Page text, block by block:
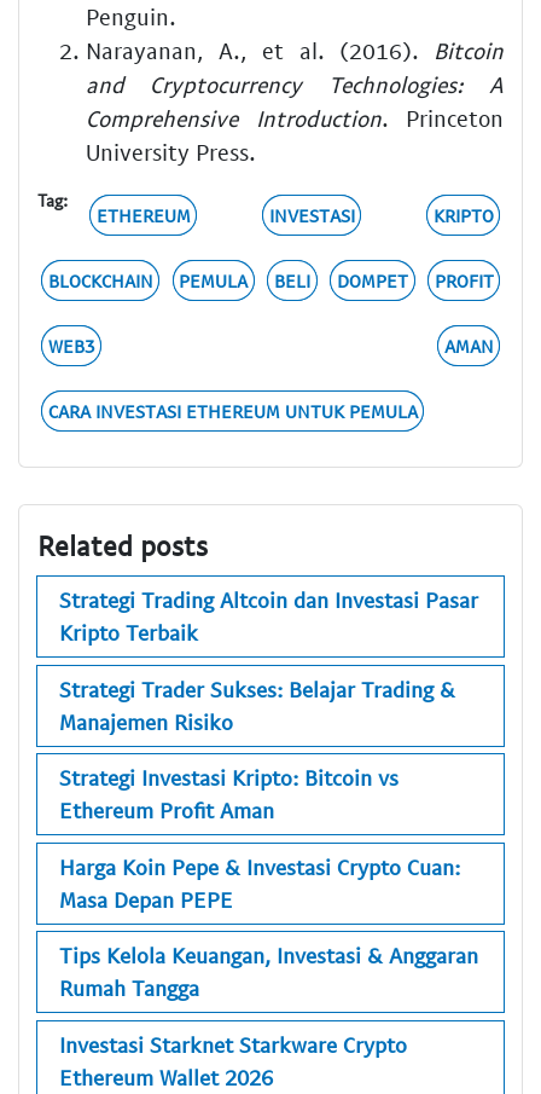
Penguin.
Narayanan, A., et al. (2016). Bitcoin
and Cryptocurrency Technologies: A
Comprehensive Introduction. Princeton
University Press.
Tag:
ETHEREUM INVESTASI KRIPTO
BLOCKCHAIN PEMULA BELI DOMPET PROFIT
WEB3 AMAN
CARA INVESTASI ETHEREUM UNTUK PEMULA
Related posts
Strategi Trading Altcoin dan Investasi Pasar
Kripto Terbaik
Strategi Trader Sukses: Belajar Trading &
Manajemen Risiko
Strategi Investasi Kripto: Bitcoin vs
Ethereum Profit Aman
Harga Koin Pepe & Investasi Crypto Cuan:
Masa Depan PEPE
Tips Kelola Keuangan, Investasi & Anggaran
Rumah Tangga
Investasi Starknet Starkware Crypto
Ethereum Wallet 2026